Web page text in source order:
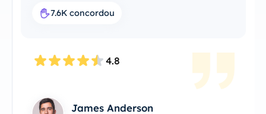
7.6K concordou
4.8
James Anderson